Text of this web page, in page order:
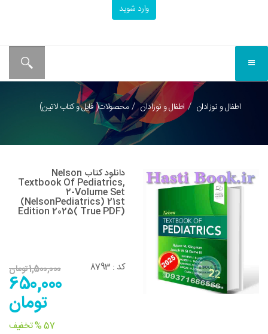
وارد شوید
محصولات( فایل و کتاب لاتین) اطفال و نوزادان اطفال و نوزادان
دانلود کتاب Nelson
Textbook Of Pediatrics,
2-Volume Set
(NelsonPediatrics) 21st
Edition 2025( True PDF)
1,500,000 تومان
650,000
تومان
57 % تخفیف
کد : 8793